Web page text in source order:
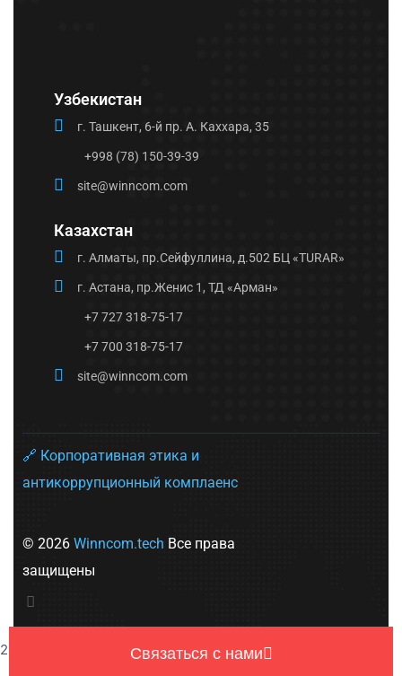
Узбекистан
г. Ташкент, 6-й пр. А. Каххара, 35
+998 (78) 150-39-39
site@winncom.com
Казахстан
г. Алматы, пр.Сейфуллина, д.502 БЦ «TURAR»
г. Астана, пр.Женис 1, ТД «Арман»
+7 727 318-75-17
+7 700 318-75-17
site@winncom.com
🔗 Корпоративная этика и
антикоррупционный комплаенс
© 2026 Winncom.tech Все права
защищены
2026 Связаться с нами